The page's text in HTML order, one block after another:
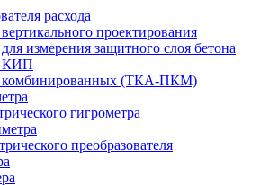
расхода
проектирования
измерения защитного слоя бетона
КИП
комбинированных (ТКА-ПКМ)
гигрометра
преобразователя